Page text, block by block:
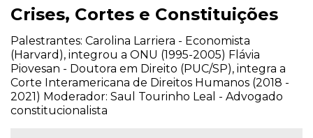
Crises, Cortes e Constituições
Palestrantes: Carolina Larriera - Economista
(Harvard), integrou a ONU (1995-2005) Flávia
Piovesan - Doutora em Direito (PUC/SP), integra a
Corte Interamericana de Direitos Humanos (2018 -
2021) Moderador: Saul Tourinho Leal - Advogado
constitucionalista